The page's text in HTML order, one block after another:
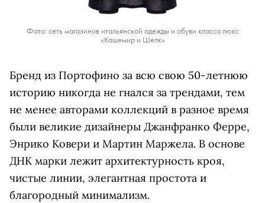
Фото: сеть магазинов итальянской одежды и обуви класса люкс
«Кашемир и Шелк»
Бренд из Портофино за всю свою 50-летнюю
историю никогда не гнался за трендами, тем
не менее авторами коллекций в разное время
были великие дизайнеры Джанфранко Ферре,
Энрико Ковери и Мартин Маржела. В основе
ДНК марки лежит архитектурность кроя,
чистые линии, элегантная простота и
благородный минимализм.